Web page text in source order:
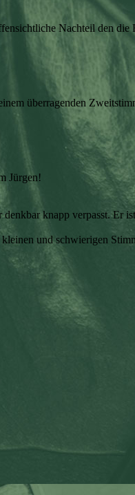
Nachteil den
überragenden
Jürgen!
knapp verpasst. Er
und schwierigen